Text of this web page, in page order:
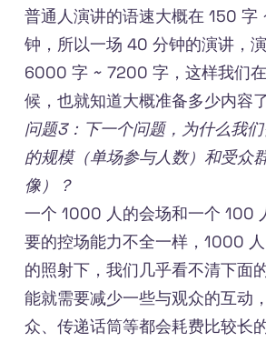
普通人演讲的语速大概在 150 字
钟，所以一场 40 分钟的演讲，
6000 字 ~ 7200 字，这样我们
候，也就知道大概准备多少内容了
问题3：下一个问题，为什么我
的规模（单场参与人数）和受众
像）？
一个 1000 人的会场和一个 100
要的控场能力不全一样，1000
的照射下，我们几乎看不清下面
能就需要减少一些与观众的互动
众、传递话筒等都会耗费比较长